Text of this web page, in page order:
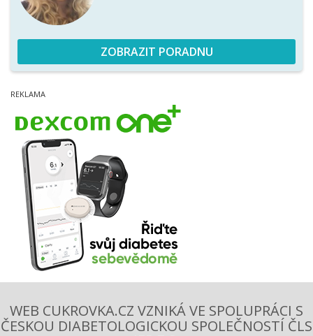
ZOBRAZIT PORADNU
WEB CUKROVKA.CZ VZNIKÁ VE SPOLUPRÁCI S
ČESKOU DIABETOLOGICKOU SPOLEČNOSTÍ ČLS